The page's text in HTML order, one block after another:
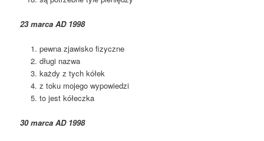
23 marca AD 1998
pewna zjawisko fizyczne
długi nazwa
każdy z tych kółek
z toku mojego wypowiedzi
to jest kółeczka
30 marca AD 1998